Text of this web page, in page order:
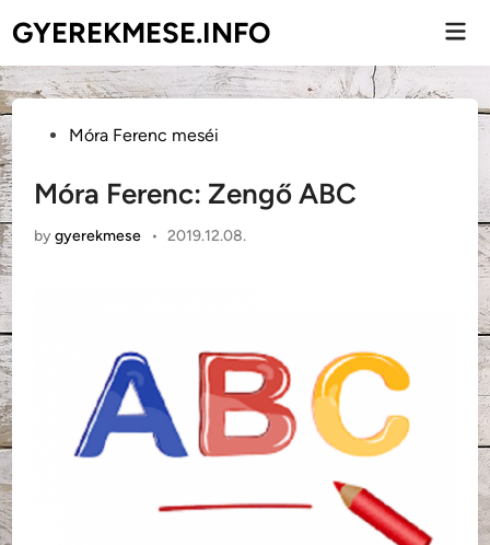
to
content
GYEREKMESE.INFO
PostedMóra Ferenc meséi
Móra Ferenc: Zengő ABC
bygyerekmese • 2019.12.08.